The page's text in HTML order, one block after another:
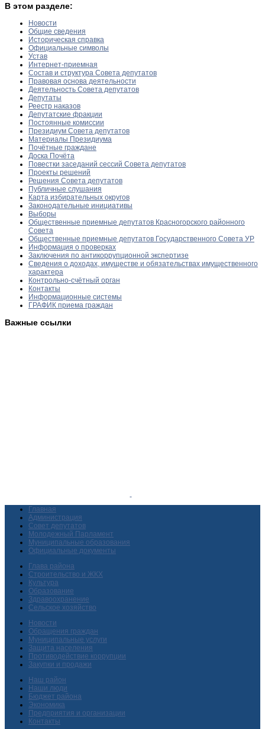
В этом разделе:
Новости
Общие сведения
Историческая справка
Официальные символы
Устав
Интернет-приемная
Состав и структура Совета депутатов
Правовая основа деятельности
Деятельность Совета депутатов
Депутаты
Реестр наказов
Депутатские фракции
Постоянные комиссии
Президиум Совета депутатов
Материалы Президиума
Почётные граждане
Доска Почёта
Повестки заседаний сессий Совета депутатов
Проекты решений
Решения Совета депутатов
Публичные слушания
Карта избирательных округов
Законодательные инициативы
Выборы
Общественные приемные депутатов Красногорского районного
Совета
Общественные приемные депутатов Государственного Совета УР
Информация о проверках
Заключения по антикоррупционной экспертизе
Сведения о доходах, имуществе и обязательствах имущественного
характера
Контрольно-счётный орган
Контакты
Информационные системы
ГРАФИК приема граждан
Важные ссылки
Главная
Администрация
Совет депутатов
Молодежный Парламент
Муниципальные образования
Официальные документы
Глава района
Строительство и ЖКХ
Культура
Образование
Здравоохранение
Сельское хозяйство
Новости
Обращения граждан
Муниципальные услуги
Защита населения
Противодействие коррупции
Закупки и продажи
Наш район
Наши люди
Бюджет района
Экономика
Предприятия и организации
Контакты